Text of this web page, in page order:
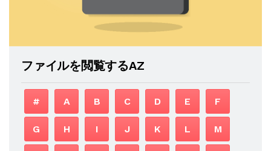
ファイルを閲覧するAZ
# A B C D E F
G H I J K L M